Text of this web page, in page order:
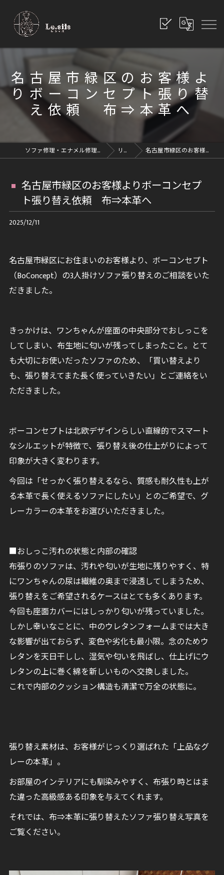
名古屋市緑区のお客様よ
りボーコンセプト張り替
え依頼 布⇒本革へ
ソファ修理・エナメル修理・革修理なら愛知県豊川市のレシッズへ｜全国対応 リペアブログ 名古屋市緑区のお客様よりボーコンセプト張り替え依頼 布⇒本革へ
名古屋市緑区のお客様よりボーコンセプ
ト張り替え依頼 布⇒本革へ
2025/12/11
名古屋市緑区にお住まいのお客様より、ボーコンセプト
（BoConcept）の3人掛けソファ張り替えのご相談をいた
だきました。
きっかけは、ワンちゃんが座面の中央部分でおしっこを
してしまい、布生地に匂いが残ってしまったこと。とて
も大切にお使いだったソファのため、「買い替えより
も、張り替えてまた長く使っていきたい」とご連絡をい
ただきました。
ボーコンセプトは北欧デザインらしい直線的でスマート
なシルエットが特徴で、張り替え後の仕上がりによって
印象が大きく変わります。
今回は「せっかく張り替えるなら、質感も耐久性も上が
る本革で長く使えるソファにしたい」とのご希望で、グ
レーカラーの本革をお選びいただきました。
■おしっこ汚れの状態と内部の確認
布張りのソファは、汚れや匂いが生地に残りやすく、特
にワンちゃんの尿は繊維の奥まで浸透してしまうため、
張り替えをご希望されるケースはとても多くあります。
今回も座面カバーにはしっかり匂いが残っていました。
しかし幸いなことに、中のウレタンフォームまでは大き
な影響が出ておらず、変色や劣化も最小限。念のためウ
レタンを天日干しし、湿気や匂いを飛ばし、仕上げにウ
レタンの上に巻く綿を新しいものへ交換しました。
これで内部のクッション構造も清潔で万全の状態に。
張り替え素材は、お客様がじっくり選ばれた「上品なグ
レーの本革」。
お部屋のインテリアにも馴染みやすく、布張り時とはま
た違った高級感ある印象を与えてくれます。
それでは、布⇒本革に張り替えたソファ張り替え写真を
ご覧ください。